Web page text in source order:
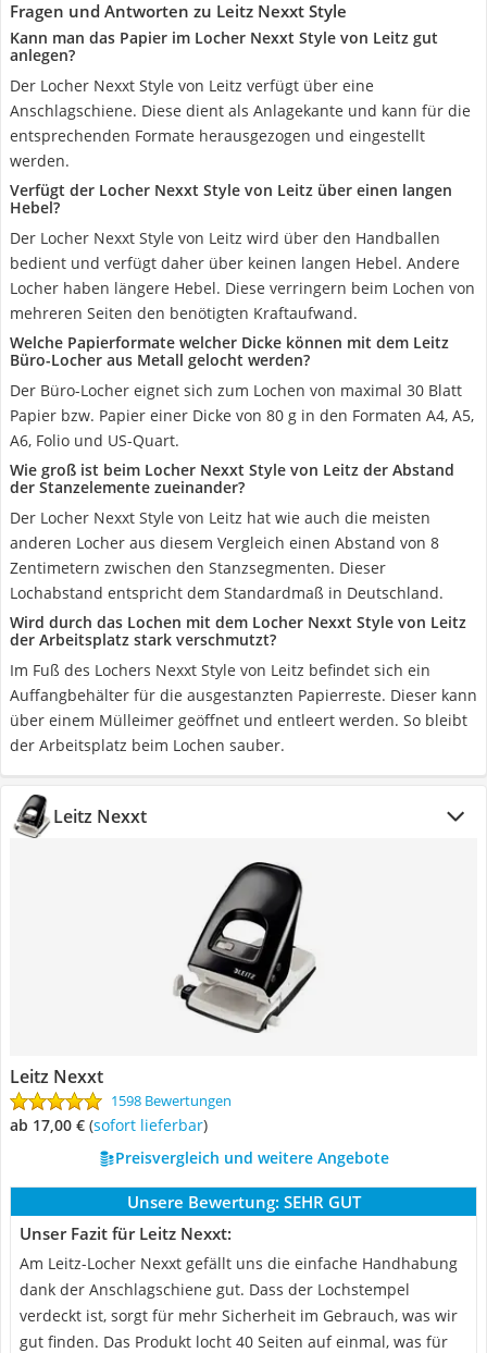
Fragen und Antworten zu Leitz Nexxt Style
Kann man das Papier im Locher Nexxt Style von Leitz gut
anlegen?
Der Locher Nexxt Style von Leitz verfügt über eine
Anschlagschiene. Diese dient als Anlagekante und kann für die
entsprechenden Formate herausgezogen und eingestellt
werden.
Verfügt der Locher Nexxt Style von Leitz über einen langen
Hebel?
Der Locher Nexxt Style von Leitz wird über den Handballen
bedient und verfügt daher über keinen langen Hebel. Andere
Locher haben längere Hebel. Diese verringern beim Lochen von
mehreren Seiten den benötigten Kraftaufwand.
Welche Papierformate welcher Dicke können mit dem Leitz
Büro-Locher aus Metall gelocht werden?
Der Büro-Locher eignet sich zum Lochen von maximal 30 Blatt
Papier bzw. Papier einer Dicke von 80 g in den Formaten A4, A5,
A6, Folio und US-Quart.
Wie groß ist beim Locher Nexxt Style von Leitz der Abstand
der Stanzelemente zueinander?
Der Locher Nexxt Style von Leitz hat wie auch die meisten
anderen Locher aus diesem Vergleich einen Abstand von 8
Zentimetern zwischen den Stanzsegmenten. Dieser
Lochabstand entspricht dem Standardmaß in Deutschland.
Wird durch das Lochen mit dem Locher Nexxt Style von Leitz
der Arbeitsplatz stark verschmutzt?
Im Fuß des Lochers Nexxt Style von Leitz befindet sich ein
Auffangbehälter für die ausgestanzten Papierreste. Dieser kann
über einem Mülleimer geöffnet und entleert werden. So bleibt
der Arbeitsplatz beim Lochen sauber.
Leitz Nexxt
Leitz Nexxt
1598 Bewertungen
ab 17,00 € ( Sofort lieferbar)
Preisvergleich und weitere Angebote
Unsere Bewertung: SEHR GUT
Unser Fazit für Leitz Nexxt:
Am Leitz-Locher Nexxt gefällt uns die einfache Handhabung
dank der Anschlagschiene gut. Dass der Lochstempel
verdeckt ist, sorgt für mehr Sicherheit im Gebrauch, was wir
gut finden. Das Produkt locht 40 Seiten auf einmal, was für